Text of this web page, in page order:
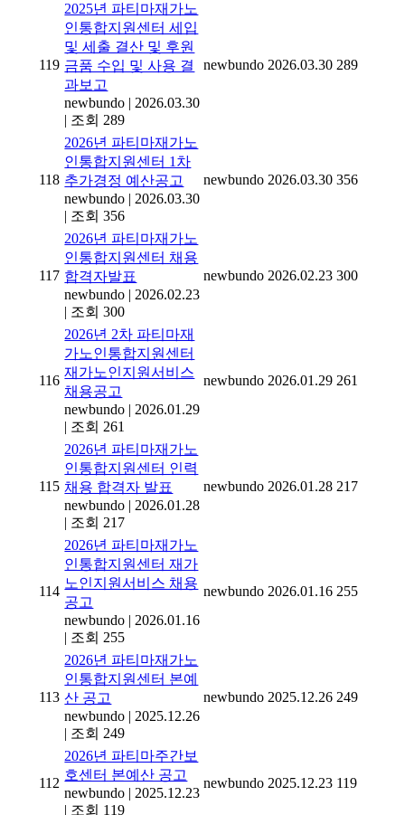
119
2025년 파티마재가노
인통합지원센터 세입
및 세출 결산 및 후원
금품 수입 및 사용 결
과보고
newbundo | 2026.03.30
| 조회 289
newbundo 2026.03.30 289
118
2026년 파티마재가노
인통합지원센터 1차
추가경정 예산공고
newbundo | 2026.03.30
| 조회 356
newbundo 2026.03.30 356
117
2026년 파티마재가노
인통합지원센터 채용
합격자발표
newbundo | 2026.02.23
| 조회 300
newbundo 2026.02.23 300
116
2026년 2차 파티마재
가노인통합지원센터
재가노인지원서비스
채용공고
newbundo | 2026.01.29
| 조회 261
newbundo 2026.01.29 261
115
2026년 파티마재가노
인통합지원센터 인력
채용 합격자 발표
newbundo | 2026.01.28
| 조회 217
newbundo 2026.01.28 217
114
2026년 파티마재가노
인통합지원센터 재가
노인지원서비스 채용
공고
newbundo | 2026.01.16
| 조회 255
newbundo 2026.01.16 255
113
2026년 파티마재가노
인통합지원센터 본예
산 공고
newbundo | 2025.12.26
| 조회 249
newbundo 2025.12.26 249
112
2026년 파티마주간보
호센터 본예산 공고
newbundo | 2025.12.23
| 조회 119
newbundo 2025.12.23 119